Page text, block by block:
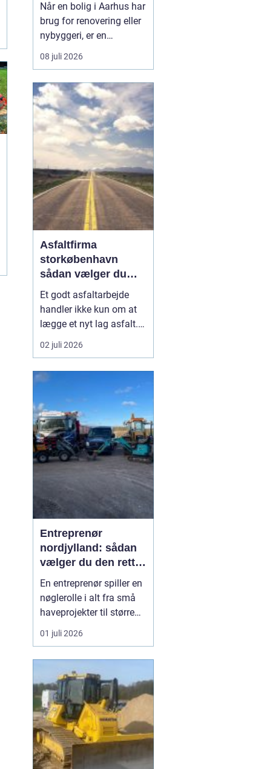
Når en bolig i Aarhus har
brug for renovering eller
nybyggeri, er en
kompetent tømrer
uundværlig. Aarhus'
kræver erfarne fagfolk,
der kan håndtere alt fra
tagkonstruktioner til
specialiserede tr&ael...
08 juli 2026
Asfaltfirma
storkøbenhavn
sådan vælger du
den rette
samarbejdspartner
Et godt asfaltarbejde
handler ikke kun om at
lægge et nyt lag asfalt.
Det handler også om
planlægning, tidsfrister,
der holder i mange år. I
Storkøbenhavn er
kravene til et asfaltfirma
høje. Trafikken er tung,
projekterne li...
02 juli 2026
Entreprenør
nordjylland: sådan
vælger du den rette
samarbejdspartner
til dit byggeri
En entreprenør spiller en
nøglerolle i alt fra små
haveprojekter til større
byggerier. I Nordjylland
ser vi mange boligejere
ønsker at få mere ud af
deres grund enten
gennem ny indkørsel,
terrasse, støbearbejde,
nedbrydning elle...
01 juli 2026